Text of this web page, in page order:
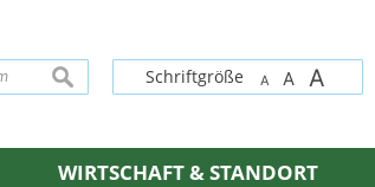
Schriftgröße A A A
suchen
WIRTSCHAFT & STANDORT